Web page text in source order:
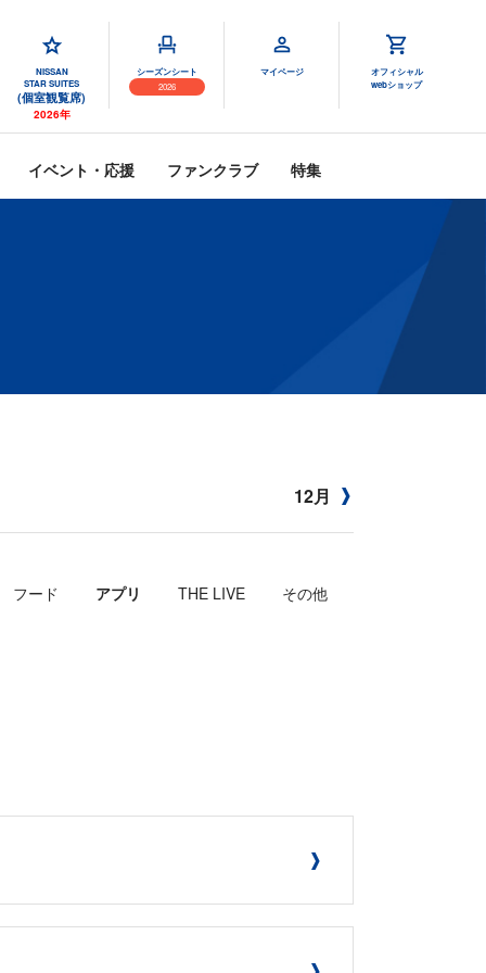
NISSAN
STAR SUITES
(個室観覧席)
2026年
シーズンシート
2026
マイページ
オフィシャル
webショップ
イベント・応援 ファンクラブ 特集
12月
フード アプリ THE LIVE その他